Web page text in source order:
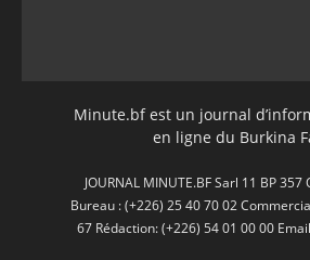
Minute.bf est un journal
en ligne du Burkina
JOURNAL MINUTE.BF Sarl 11 BP
Bureau : (+226) 25 40 70 02
67 Rédaction: (+226) 54 01 00 00